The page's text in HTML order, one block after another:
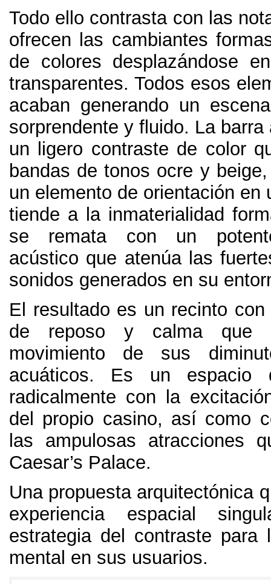
Todo ello contrasta con las
ofrecen las cambiantes
de colores desplazándose
transparentes. Todos esos
acaban generando un
sorprendente y fluido. La barra
un ligero contraste de color
bandas de tonos ocre y beige
un elemento de orientación en
tiende a la inmaterialidad
se remata con un
acústico que atenúa las
sonidos generados en su
El resultado es un recinto
de reposo y calma que
movimiento de sus
acuáticos. Es un espacio
radicalmente con la
del propio casino, así como
las ampulosas atracciones
Caesar’s Palace.
Una propuesta arquitectónica
experiencia espacial
estrategia del contraste para
mental en sus usuarios.